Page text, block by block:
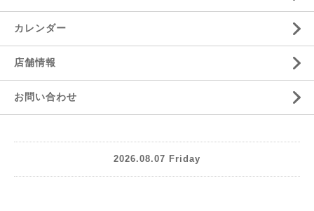
カレンダー
店舗情報
お問い合わせ
2026.08.07 Friday